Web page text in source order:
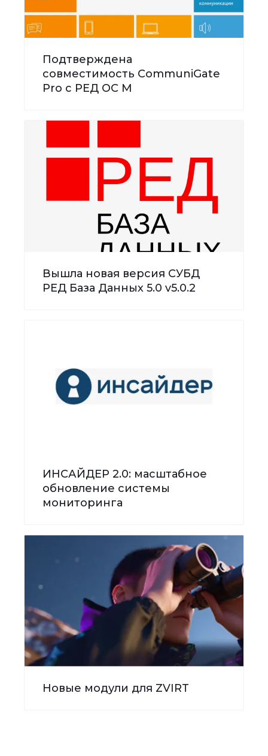
Подтверждена
совместимость CommuniGate
Pro с РЕД ОС М
Вышла новая версия СУБД
РЕД База Данных 5.0 v5.0.2
ИНСАЙДЕР 2.0: масштабное
обновление системы
мониторинга
Новые модули для ZVIRT